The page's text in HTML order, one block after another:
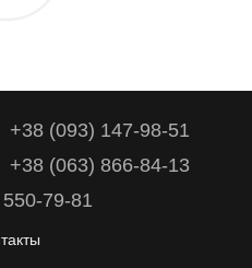
+38 (093) 147-98-51
+38 (063) 866-84-13
79-81